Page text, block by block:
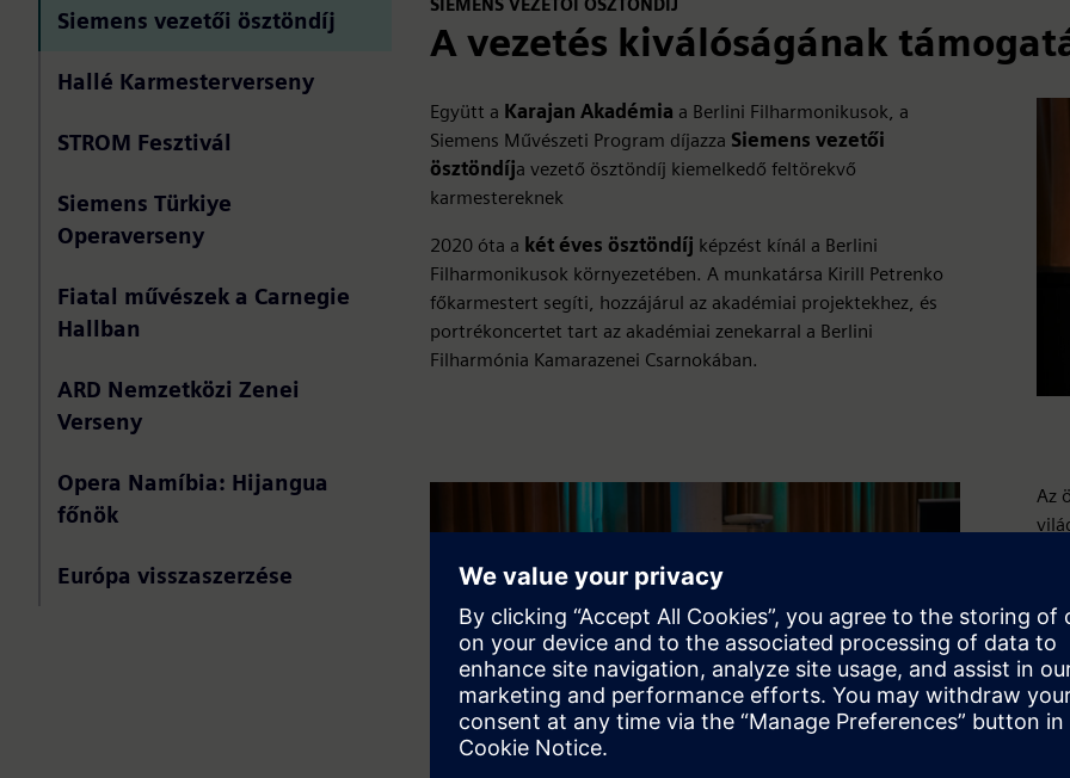
Siemens vezetői ösztöndíj
Hallé Karmesterverseny
STROM Fesztivál
Siemens Türkiye
Operaverseny
Fiatal művészek a Carnegie
Hallban
ARD Nemzetközi Zenei
Verseny
Opera Namíbia: Hijangua
főnök
Európa visszaszerzése
SIEMENS VEZETŐI ÖSZTÖNDÍJ
A vezetés kiválóságának
Együtt a Karajan Akadémia a Berlini Filharmonikusok, a
Siemens Művészeti Program díjazza Siemens vezetői
ösztöndíja vezető ösztöndíj kiemelkedő feltörekvő
karmestereknek
2020 óta a két éves ösztöndíj képzést kínál a Berlini
Filharmonikusok környezetében. A munkatársa Kirill Petrenko
főkarmestert segíti, hozzájárul az akadémiai projektekhez, és
portrékoncertet tart az akadémiai zenekarral a Berlini
Filharmónia Kamarazenei Csarnokában.
Az